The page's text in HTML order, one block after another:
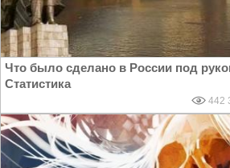
Что было сделано в России под
Статистика
442